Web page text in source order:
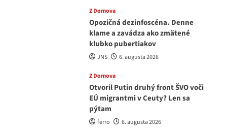
Z Domova
Opozičná dezinfoscéna. Denne
klame a zavádza ako zmätené
klubko pubertiakov
JNS 6. augusta 2026
Z Domova
Otvoril Putin druhý front ŠVO voči
EÚ migrantmi v Ceuty? Len sa
pýtam
ferro 6. augusta 2026